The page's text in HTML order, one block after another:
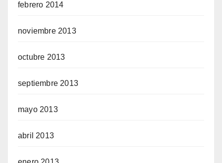
febrero 2014
noviembre 2013
octubre 2013
septiembre 2013
mayo 2013
abril 2013